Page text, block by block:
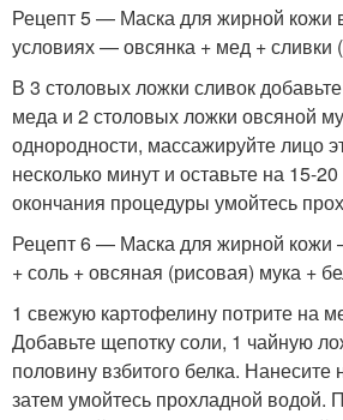
Рецепт 5 — Маска для жирной кожи
условиях — овсянка + мед + сливки
В 3 столовых ложки сливок
меда и 2 столовых ложки овсяной
однородности, массажируйте лицо
несколько минут и оставьте на 15-
окончания процедуры умойтесь
Рецепт 6 — Маска для жирной
+ соль + овсяная (рисовая) мука +
1 свежую картофелину потрите на
Добавьте щепотку соли, 1 чайную
половину взбитого белка. Нанесите
затем умойтесь прохладной водой.